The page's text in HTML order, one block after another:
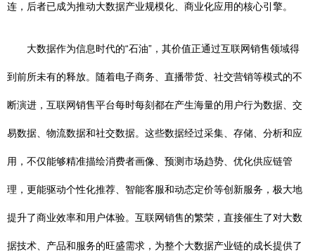
连，后者已成为推动大数据产业规模化、商业化应用的核心引擎。
大数据作为信息时代的“石油”，其价值正通过互联网销售领域得
到前所未有的释放。随着电子商务、直播带货、社交营销等模式的不
断演进，互联网销售平台每时每刻都在产生海量的用户行为数据、交
易数据、物流数据和社交数据。这些数据经过采集、存储、分析和应
用，不仅能够精准描绘消费者画像、预测市场趋势、优化供应链管
理，更能驱动个性化推荐、智能客服和动态定价等创新服务，极大地
提升了商业效率和用户体验。互联网销售的繁荣，直接催生了对大数
据技术、产品和服务的旺盛需求，为整个大数据产业链的成长提供了